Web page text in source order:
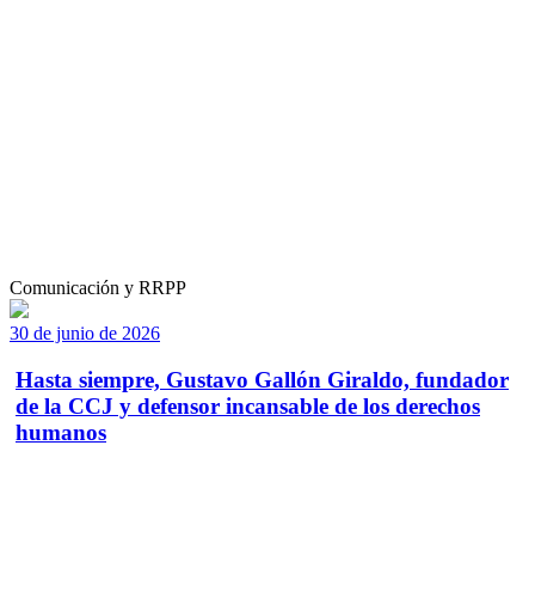
Comunicación y RRPP
30 de junio de 2026
Hasta siempre, Gustavo Gallón Giraldo, fundador
de la CCJ y defensor incansable de los derechos
humanos